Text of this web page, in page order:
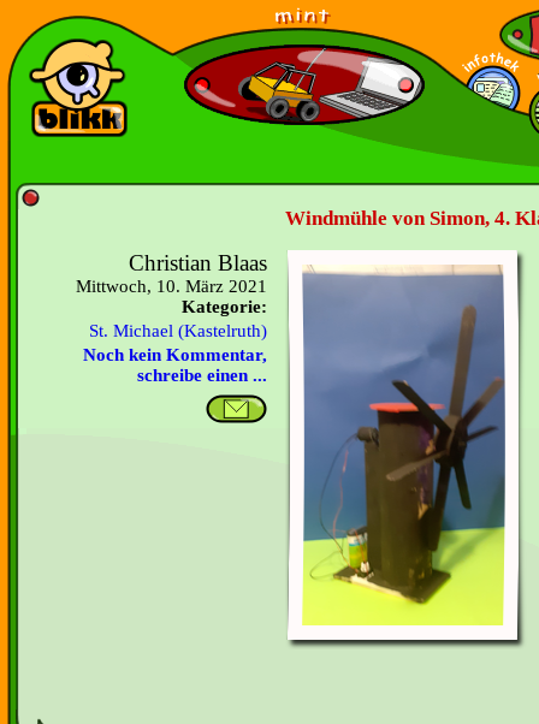
Windmühle von Simon, 4.
Christian Blaas
Mittwoch, 10. März 2021
Kategorie:
St. Michael (Kastelruth)
Noch kein Kommentar,
schreibe einen ...